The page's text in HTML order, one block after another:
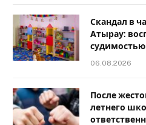
Скандал в
Атырау:
06.08.2026
После
летнего